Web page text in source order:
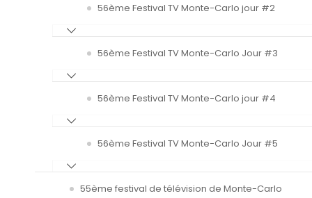
56ème Festival TV Monte-Carlo jour #2
56ème Festival TV Monte-Carlo Jour #3
56ème Festival TV Monte-Carlo jour #4
56ème Festival TV Monte-Carlo Jour #5
55ème festival de télévision de Monte-Carlo